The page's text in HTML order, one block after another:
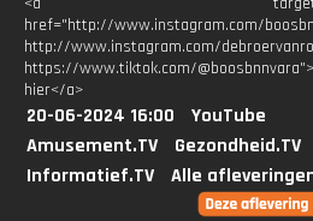
href="http://www.instagram.com/
http://www.instagram.com/
https://www.tiktok.com/
hier</a>
20-06-2024 16:00
YouTube
Amusement.TV
Gezondheid.TV
Informatief.TV
Alle